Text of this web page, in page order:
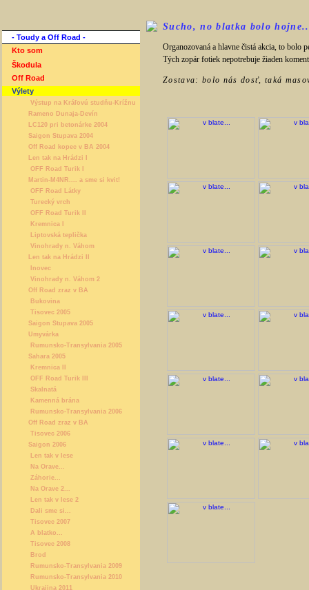
- Toudy a Off Road -
Kto som
Škodula
Off Road
Výlety
Výstup na Kráľovú studňu-Krížnu
Rameno Dunaja-Devín
LC120 pri betonárke 2004
Saigon Stupava 2004
Off Road kopec v BA 2004
Len tak na Hrádzi I
OFF Road Turik I
Martin-M4NR.... a sme si kvit!
OFF Road Látky
Turecký vrch
OFF Road Turik II
Kremnica I
Liptovská teplička
Vinohrady n. Váhom
Len tak na Hrádzi II
Inovec
Vinohrady n. Váhom 2
Off Road zraz v BA
Bukovina
Tisovec 2005
Saigon Stupava 2005
Umyvárka
Rumunsko-Transylvania 2005
Sahara 2005
Kremnica II
OFF Road Turik III
Skalnatá
Kamenná brána
Rumunsko-Transylvania 2006
Off Road zraz v BA
Tisovec 2006
Saigon 2006
Len tak v lese
Na Orave...
Záhorie...
Na Orave 2...
Len tak v lese 2
Dali sme si...
Tisovec 2007
A blatko...
Tisovec 2008
Brod
Rumunsko-Transylvania 2009
Rumunsko-Transylvania 2010
Ukrajina 2011
Sucho, no blatka bolo
Organozovaná a hlavne čistá akcia, to
Tých zopár fotiek nepotrebuje žiaden
Zostava: bolo nás dosť, taká